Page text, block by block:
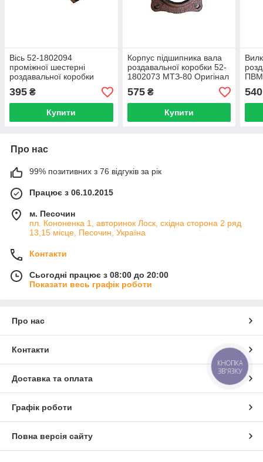
Вісь 52-1802094
проміжної шестерні
роздавальної коробки
ПВМ МТЗ-82
395 ₴
Купити
Корпус підшипника вала
роздавальної коробки 52-
1802073 МТЗ-80 Оригінал
575₴
Купити
ПВМ
540
Про нас
99% позитивних з 76 відгуків за рік
Працює з 06.10.2015
м. Песочин
пл. Кононенка 1, авторинок Лоск, східна сторона 2 ряд
13,15 місце, Песочин, Україна
Контакти
Сьогодні працює з 08:00 до 20:00
Показати весь графік роботи
Про нас
Контакти
Доставка та оплата
Графік роботи
Повна версія сайту
КНОПКА
ЗВ'ЯЗКУ